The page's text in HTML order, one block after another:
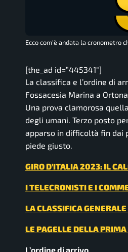
Ecco com'è andata la cronometro
[the_ad id=”445341″]
La classifica e l’ordine di
Fossacesia Marina a
Una prova clamorosa
degli umani. Terzo posto
apparso in difficoltà fin dai
piede giusto.
GIRO D’ITALIA 2023: IL
I TELECRONISTI E I
LA CLASSIFICA
LE PAGELLE DELLA
L’ordine di arrivo